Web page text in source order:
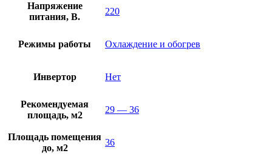
Напряжение
питания, В.
220
Режимы работы Охлаждение и обогрев
Инвертор Нет
Рекомендуемая
площадь, м2
29 — 36
Площадь помещения
до, м2
36